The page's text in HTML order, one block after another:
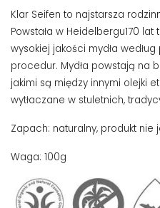
Klar Seifen to najstarsza
Powstała w Heidelbergu170
wysokiej jakości mydła
procedur. Mydła powstają na
jakimi są między innymi olejki
wytłaczane w stuletnich,
Zapach: naturalny, produkt nie
Waga: 100g